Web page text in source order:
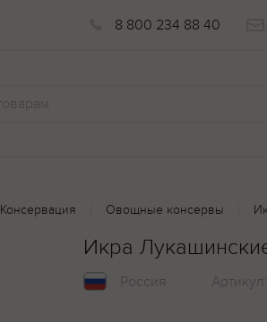
8 800 234 88 40
Консервация Овощные консервы
Икра
Россия Артикул: